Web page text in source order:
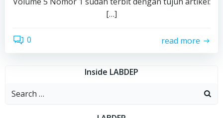
[…]
0 read more
Inside LABDEP
Search